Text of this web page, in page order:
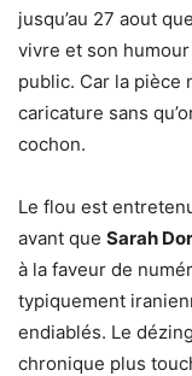
jusqu’au 27 aout que
vivre et son
public. Car la
caricature sans
cochon.
Le flou est
avant que Sarah
à la faveur de
typiquement
endiablés. Le
chronique plus